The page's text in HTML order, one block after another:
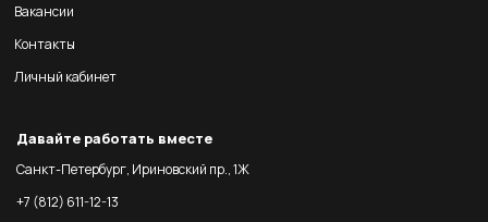
Вакансии
Контакты
Личный кабинет
Давайте работать вместе
Санкт-Петербург, Ириновский пр., 1Ж
+7 (812) 611-12-13